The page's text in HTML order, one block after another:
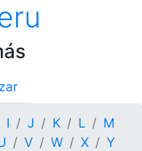
I J K L
M
V W X
Y